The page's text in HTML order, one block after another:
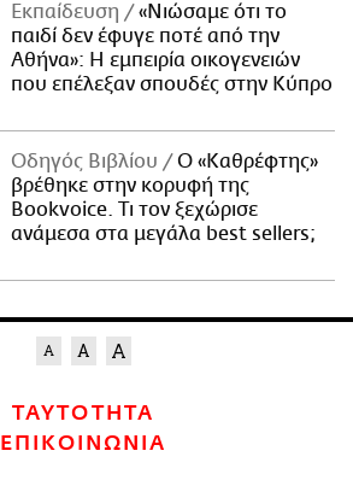
Εκπαίδευση
«Νιώσαμε ότι το
παιδί δεν έφυγε ποτέ από την
Αθήνα»: Η εμπειρία οικογενειών
που επέλεξαν σπουδές στην Κύπρο
Οδηγός Βιβλίου
Ο «Καθρέφτης»
βρέθηκε στην κορυφή της
Bookvoice. Τι τον ξεχώρισε
ανάμεσα στα μεγάλα best sellers;
ΤΑΥΤΟΤΗΤΑ
ΕΠΙΚΟΙΝΩΝΙΑ